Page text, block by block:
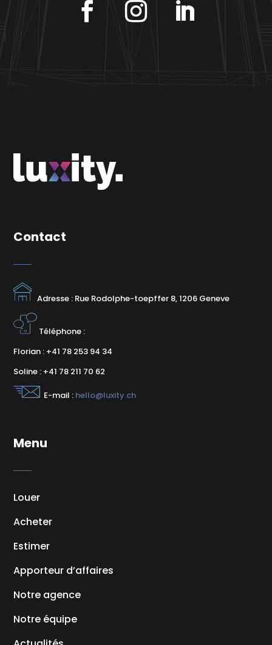
Contact
Adresse : Rue Rodolphe-toepffer 8, 1206 Geneve
Téléphone :
Florian : +41 78 253 94 34
Soline : +41 78 211 70 62
E-mail : hello@luxity.ch
Menu
Louer
Acheter
Estimer
Apporteur d’affaires
Notre agence
Notre équipe